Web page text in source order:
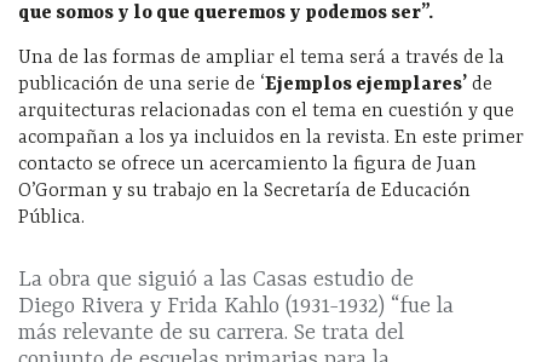
que somos y lo que queremos y podemos ser”.
Una de las formas de ampliar el tema será a través de la
publicación de una serie de ‘Ejemplos ejemplares’ de
arquitecturas relacionadas con el tema en cuestión y que
acompañan a los ya incluidos en la revista. En este primer
contacto se ofrece un acercamiento la figura de Juan
O’Gorman y su trabajo en la Secretaría de Educación
Pública.
La obra que siguió a las Casas estudio de
Diego Rivera y Frida Kahlo (1931-1932) “fue la
más relevante de su carrera. Se trata del